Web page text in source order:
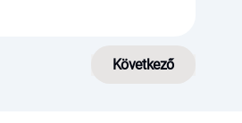
Következő